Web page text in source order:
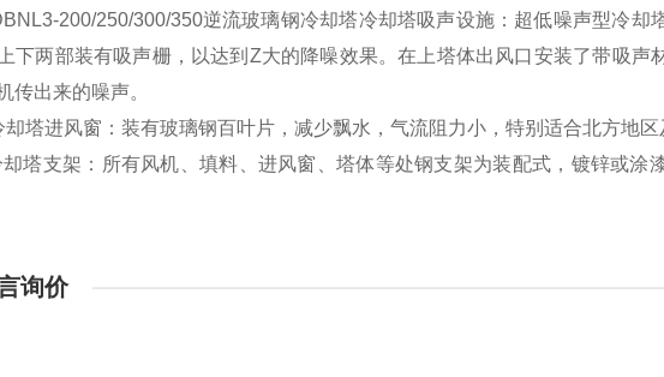
200/250/300/350逆流玻璃钢冷却塔冷却塔吸声设施：超低噪声型冷却
下两部装有吸声栅，以达到Z大的降噪效果。在上塔体出风口安装了带吸声
传出来的噪声。
塔进风窗：装有玻璃钢百叶片，减少飘水，气流阻力小，特别适合北方地区
塔支架：所有风机、填料、进风窗、塔体等处钢支架为装配式，镀锌或涂
询价